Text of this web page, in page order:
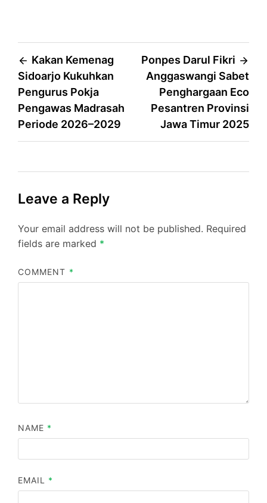
Post
navigation
Kakan Kemenag
Sidoarjo Kukuhkan
Pengurus Pokja
Pengawas Madrasah
Periode 2026–2029
Ponpes Darul Fikri
Anggaswangi Sabet
Penghargaan Eco
Pesantren Provinsi
Jawa Timur 2025
Leave a Reply
Your email address will not be published. Required
fields are marked *
COMMENT *
NAME *
EMAIL *